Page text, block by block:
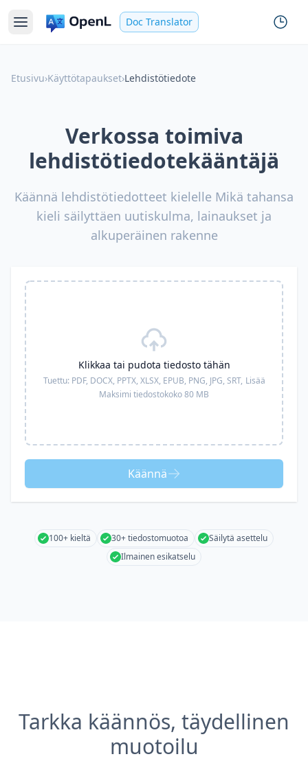
Doc Translator
Etusivu›Käyttötapaukset›Lehdistötiedote
Verkossa toimiva
lehdistötiedotekääntäjä
Käännä lehdistötiedotteet kielelle Mikä tahansa
kieli säilyttäen uutiskulma, lainaukset ja
alkuperäinen rakenne
Klikkaa tai pudota tiedosto tähän
Tuettu: PDF, DOCX, PPTX, XLSX, EPUB, PNG, JPG, SRT, Lisää
Maksimi tiedostokoko 80 MB
Käännä
100+ kieltä 30+ tiedostomuotoa
Säilytä asettelu
Ilmainen esikatselu
Tarkka käännös, täydellinen
muotoilu